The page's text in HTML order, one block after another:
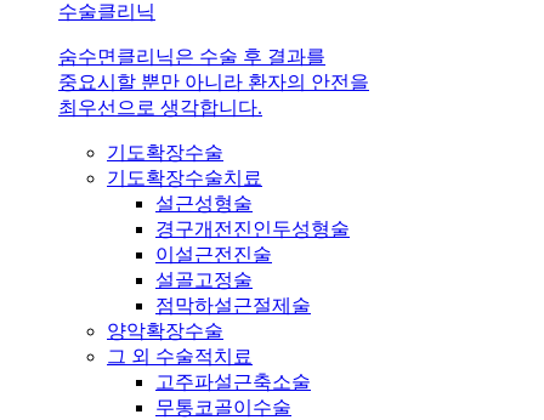
수술클리닉
숨수면클리닉은 수술 후 결과를
중요시할 뿐만 아니라 환자의 안전을
최우선으로 생각합니다.
기도확장수술
기도확장수술치료
설근성형술
경구개전진인두성형술
이설근전진술
설골고정술
점막하설근절제술
양악확장수술
그 외 수술적치료
고주파설근축소술
무통코골이수술